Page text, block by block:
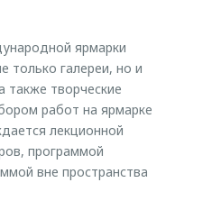
ярмарки
только галереи, но и
также творческие
работ на ярмарке
лекционной
программой
вне пространства